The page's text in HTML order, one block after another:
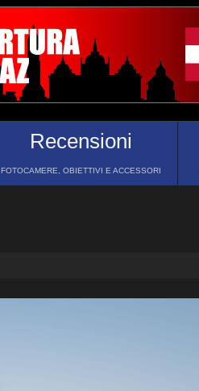
Recensioni
FOTOCAMERE, OBIETTIVI E ACCESSORI